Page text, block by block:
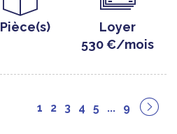
Loyer
530 €/mois
1 2 3 4 5 ... 9